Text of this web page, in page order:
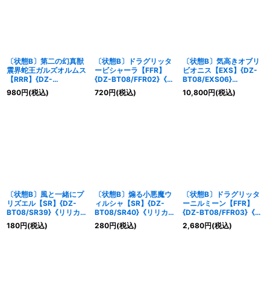
〔状態B〕第二の幻真獣
震界蛇王ガルズオルムス
【RRR】{DZ-
BT08/008}《ブラント
ゲート》
980円(税込)
〔状態B〕ドラグリッタ
ービシャーラ【FFR】
{DZ-BT08/FFR02}《ド
ラゴンエンパイア》
720円(税込)
〔状態B〕気高きオブリ
ビオニス【EXS】{DZ-
BT08/EXS06}
《BanGDream!》
10,800円(税込)
〔状態B〕風と一緒にプ
リズエル【SR】{DZ-
BT08/SR39}《リリカル
モナステリオ》
180円(税込)
〔状態B〕煽る小悪魔ウ
ィルシャ【SR】{DZ-
BT08/SR40}《リリカル
モナステリオ》
280円(税込)
〔状態B〕ドラグリッタ
ーニルミーン【FFR】
{DZ-BT08/FFR03}《ド
ラゴンエンパイア》
2,680円(税込)